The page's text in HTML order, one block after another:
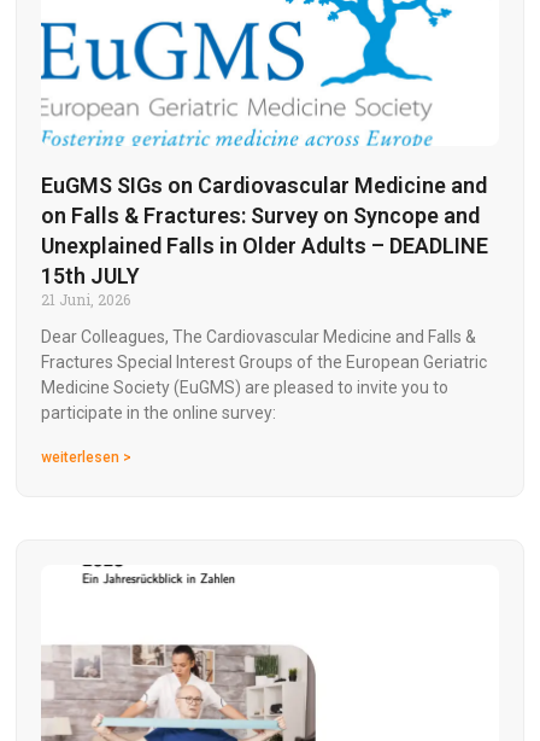
EuGMS SIGs on Cardiovascular Medicine and
on Falls & Fractures: Survey on Syncope and
Unexplained Falls in Older Adults – DEADLINE
15th JULY
21 Juni, 2026
Dear Colleagues, The Cardiovascular Medicine and Falls &
Fractures Special Interest Groups of the European Geriatric
Medicine Society (EuGMS) are pleased to invite you to
participate in the online survey:
weiterlesen >